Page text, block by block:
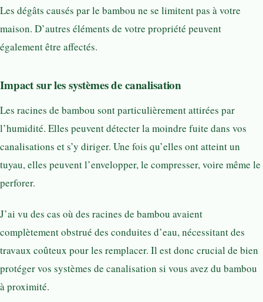
Les dégâts causés par le bambou ne se limitent pas à votre
maison. D’autres éléments de votre propriété peuvent
également être affectés.
Impact sur les systèmes de canalisation
Les racines de bambou sont particulièrement attirées par
l’humidité. Elles peuvent détecter la moindre fuite dans vos
canalisations et s’y diriger. Une fois qu’elles ont atteint un
tuyau, elles peuvent l’envelopper, le compresser, voire même le
perforer.
J’ai vu des cas où des racines de bambou avaient
complètement obstrué des conduites d’eau, nécessitant des
travaux coûteux pour les remplacer. Il est donc crucial de bien
protéger vos systèmes de canalisation si vous avez du bambou
à proximité.